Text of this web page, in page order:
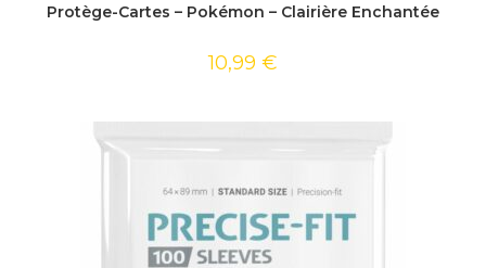
Protège-Cartes – Pokémon – Clairière Enchantée
10,99 €